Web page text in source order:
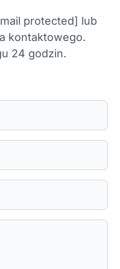
protected] lub
kontaktowego.
24 godzin.